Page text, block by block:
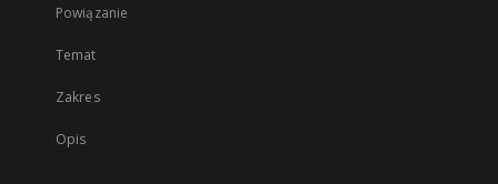
Powiązanie
Temat
Zakres
Opis